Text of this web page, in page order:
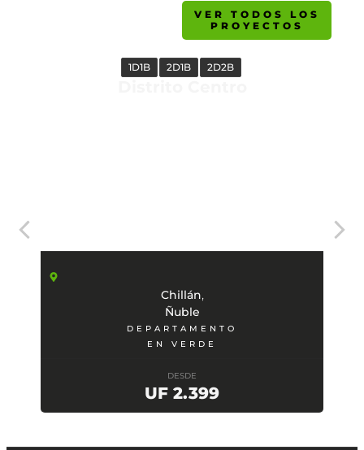
VER TODOS LOS
PROYECTOS
1D1B 2D1B 2D2B
Chillán,
Ñuble
DEPARTAMENTO
EN VERDE
DESDE
UF 2.399